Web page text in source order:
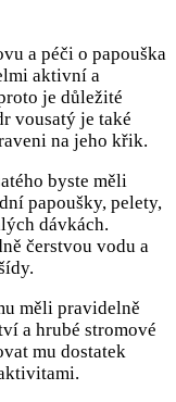
a péči o papouška
aktivní a
je důležité
vousatý je také
na jeho křik.
byste měli
papoušky, pelety,
dávkách.
čerstvou vodu a
měli pravidelně
a hrubé stromové
mu dostatek